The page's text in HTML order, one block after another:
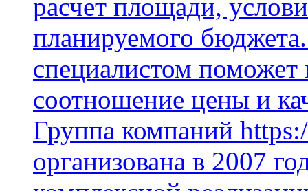
расчет площади,
планируемого
специалистом поможет
соотношение цены и
Группа компаний
организована в 2007